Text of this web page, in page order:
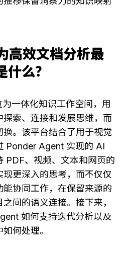
高效文档分析最
么？
一体化知识工作空间，用
探索、连接和发展思维，而
。该平台结合了用于视觉
Ponder Agent 实现的 AI
PDF、视频、文本和网页的
更深入的思考，而不仅仅
协同工作，在保留来源的
间的语义连接。接下来，
如何支持迭代分析以及
何处理。